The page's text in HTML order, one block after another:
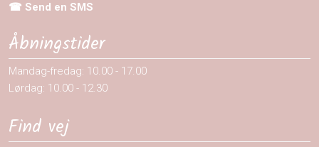
☎ Send en SMS
Åbningstider
Mandag-fredag: 10.00 - 17.00
Lørdag: 10.00 - 12.30​
Find vej